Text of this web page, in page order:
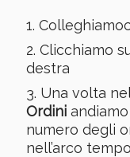
Clicchiamo
destra
Una volta
Ordiniandiamo
numero degli
nell’arco